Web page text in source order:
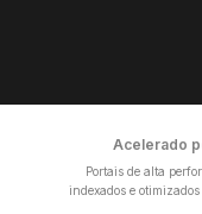
Acelerado
Portais de alta
indexados e